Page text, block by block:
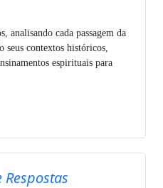
analisando cada passagem da
seus contextos históricos,
espirituais para